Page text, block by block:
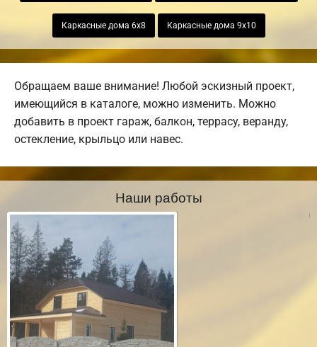
Каркасные дома 6х8 Каркасные дома 9х10
Обращаем ваше внимание! Любой эскизный проект,
имеющийся в каталоге, можно изменить. Можно
добавить в проект гараж, балкон, террасу, веранду,
остекление, крыльцо или навес.
Наши работы